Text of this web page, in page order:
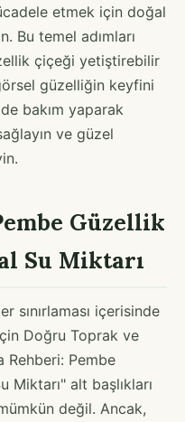
etmek için doğal
Bu temel adımları
çiçeği yetiştirebilir
güzelliğin keyfini
bakım yaparak
ve güzel
Güzellik
Su Miktarı
sınırlaması içerisinde
Doğru Toprak ve
Rehberi: Pembe
Miktarı" alt başlıkları
değil. Ancak,